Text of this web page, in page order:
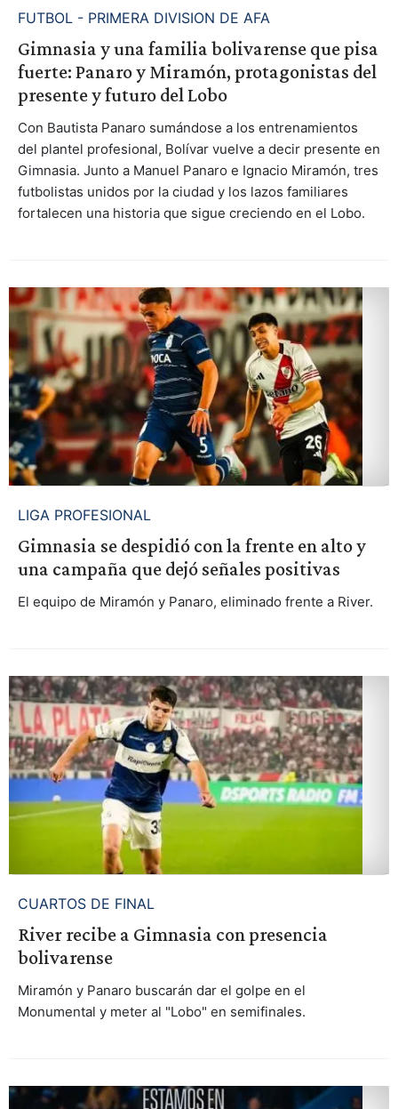
FUTBOL - PRIMERA DIVISION DE AFA
Gimnasia y una familia bolivarense que pisa
fuerte: Panaro y Miramón, protagonistas del
presente y futuro del Lobo
Con Bautista Panaro sumándose a los entrenamientos
del plantel profesional, Bolívar vuelve a decir presente en
Gimnasia. Junto a Manuel Panaro e Ignacio Miramón, tres
futbolistas unidos por la ciudad y los lazos familiares
fortalecen una historia que sigue creciendo en el Lobo.
LIGA PROFESIONAL
Gimnasia se despidió con la frente en alto y
una campaña que dejó señales positivas
El equipo de Miramón y Panaro, eliminado frente a River.
CUARTOS DE FINAL
River recibe a Gimnasia con presencia
bolivarense
Miramón y Panaro buscarán dar el golpe en el
Monumental y meter al "Lobo" en semifinales.